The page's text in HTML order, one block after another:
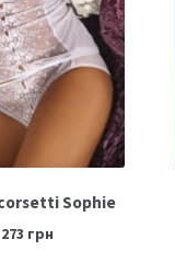
Sophie
273 грн